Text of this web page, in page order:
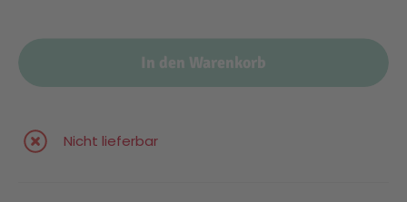
Kreativ
Harry Potter™
Minecraft™
Heroes
NOVELMORE
In den Warenkorb
Nicht lieferbar